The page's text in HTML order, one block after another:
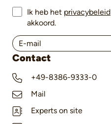
Ik heb het privacybeleid
akkoord.
Contact
+49-8386-9333-0
Mail
Experts on site